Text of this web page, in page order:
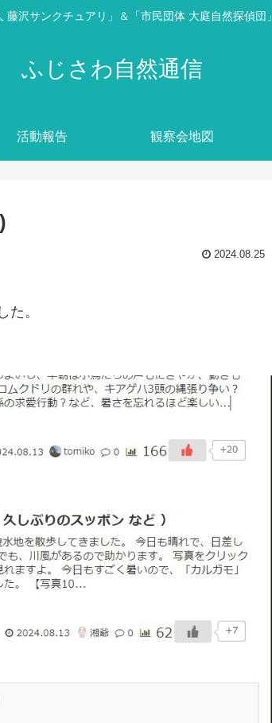
藤沢サンクチュアリ」＆「市民団体 大庭自然探偵団」
ふじさわ自然通信
活動報告 観察会地図
2024.08.25
た。